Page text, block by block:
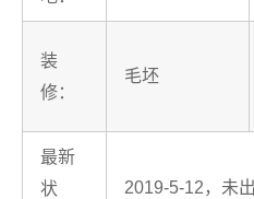
装
修：
毛坯
最新
状
2019-5-12，未